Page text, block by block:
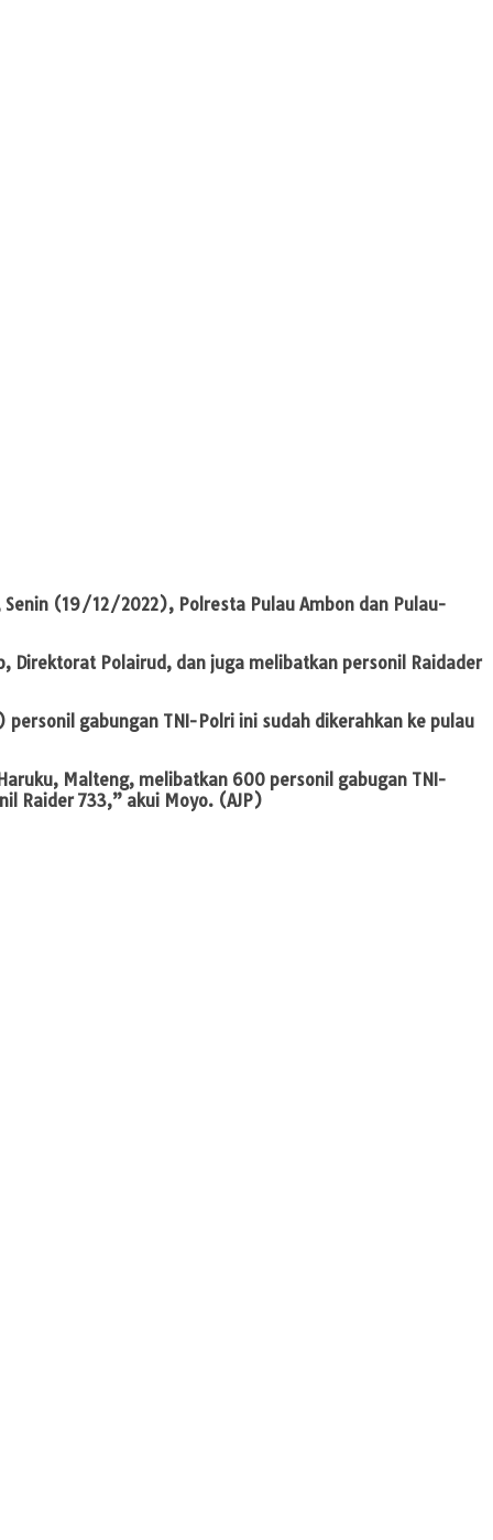
(19/12/2022), Polresta Pulau Ambon dan Pulau-
Direktorat Polairud, dan juga melibatkan personil Raidader
gabungan TNI-Polri ini sudah dikerahkan ke pulau
Malteng, melibatkan 600 personil gabugan TNI-
Raider 733,” akui Moyo. (AJP)